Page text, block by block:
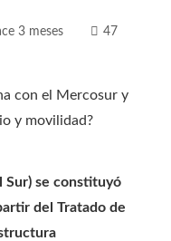
3 meses 47
Sur) se constituyó
del Tratado de